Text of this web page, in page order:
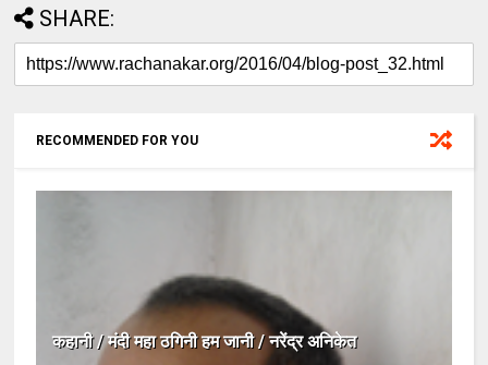
SHARE:
RECOMMENDED FOR YOU
कहानी / मंदी महा ठगिनी हम जानी / नरेंद्र अनिकेत